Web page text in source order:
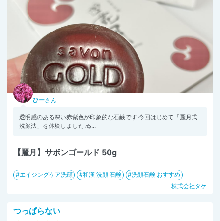
ひーさん
透明感のある深い赤紫色が印象的な石鹸です 今回はじめて「麗月式
洗顔法」を体験しました ぬ...
【麗月】サボンゴールド 50g
エイジングケア洗顔 和漢 洗顔 石鹸
洗顔石鹸 おすすめ
株式会社タケ
つっぱらない